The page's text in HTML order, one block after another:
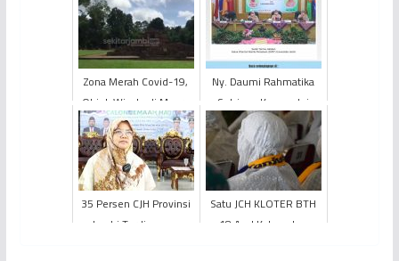
Zona Merah Covid-19,
Objek Wisata di Muaro
Jambi Ditutup
Ny. Daumi Rahmatika
Sutrisno Komandoi
DWP UNJA Periode
2020-2024
35 Persen CJH Provinsi
Jambi Terdiagnosa
Satu JCH KLOTER BTH
18 Asal Kabupaten